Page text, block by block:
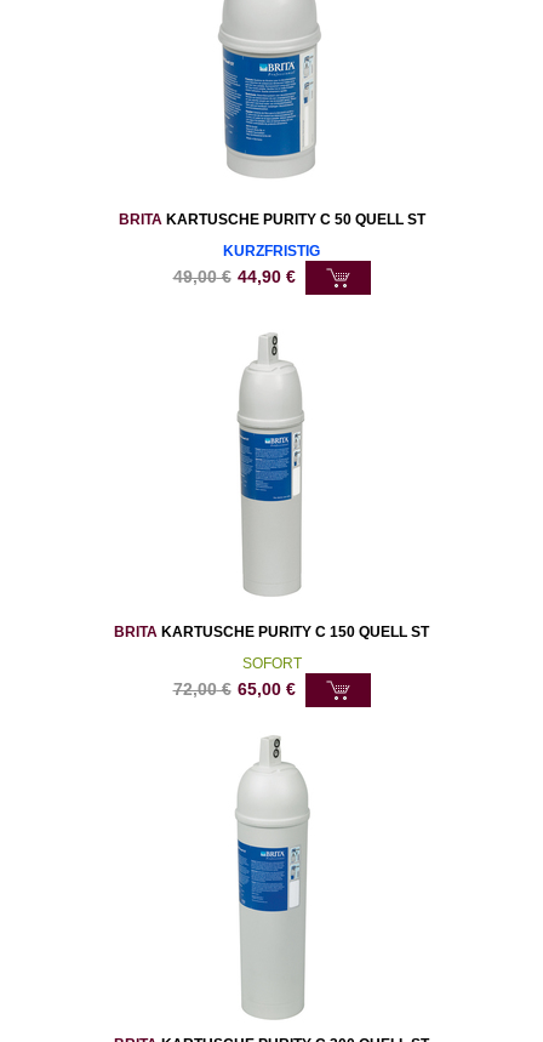
BRITAKARTUSCHE PURITY C 50 QUELL ST
KURZFRISTIG
49,00€ 44,90€
BRITA KARTUSCHE PURITY C 150 QUELL ST
SOFORT
72,00€ 65,00€